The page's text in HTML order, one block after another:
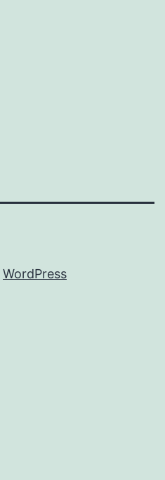
WordPress